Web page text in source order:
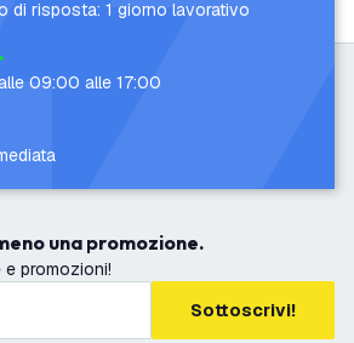
di risposta: 1 giorno lavorativo
09:00 alle 17:00
una promozione.
e promozioni!
Sottoscrivi!